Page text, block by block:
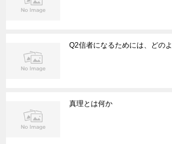
Q2信者になるためには、どの
真理とは何か